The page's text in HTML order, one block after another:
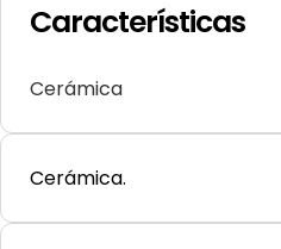
Características
Cerámica
Cerámica.